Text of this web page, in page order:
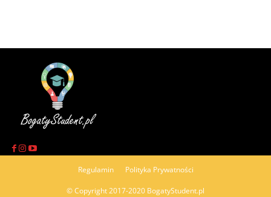
Regulamin Polityka Prywatności
© Copyright 2017-2020 BogatyStudent.pl